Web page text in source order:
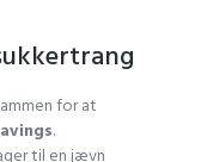
for at
.
til en jævn